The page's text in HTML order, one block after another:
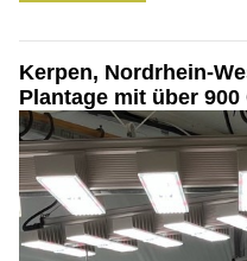
Kerpen, Nordrhein-
Plantage mit über